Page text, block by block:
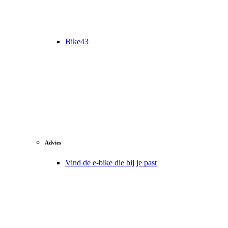
Bike43
Advies
Vind de e-bike die bij je past